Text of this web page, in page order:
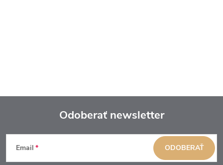
Z
Odoberať newsletter
Email ODOBERAŤ